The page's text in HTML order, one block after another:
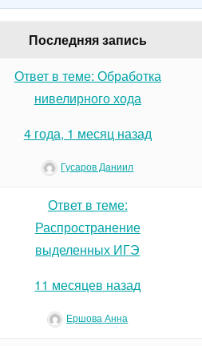
Последняя запись
Ответ в теме: Обработка
нивелирного хода
4 года, 1 месяц назад
Гусаров Даниил
Ответ в теме:
Распространение
выделенных ИГЭ
11 месяцев назад
Ершова Анна